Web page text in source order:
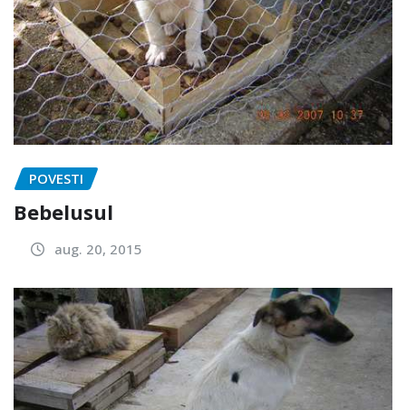
POVESTI
Bebelusul
aug. 20, 2015